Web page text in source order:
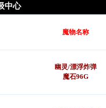
中心
魔物名称
幽灵/漂浮炸弹
魔石96G